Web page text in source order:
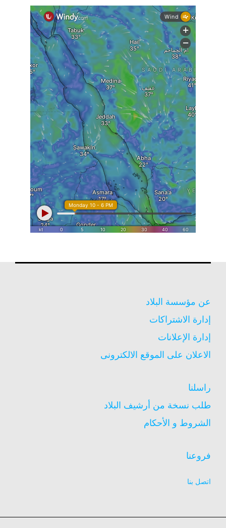
عن مؤسسة البلاد
إدارة الاشتراكات
إدارة الإعلانات
الاعلان على الموقع الالكترونى
راسلنا
طلب نسخة من أرشيف البلاد
الشروط و الأحكام
فروعنا
اتصل بنا